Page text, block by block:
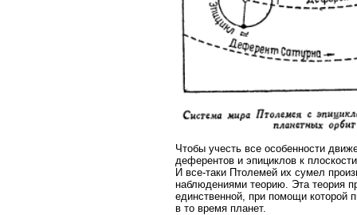
Чтобы учесть все особенности
деферентов и эпициклов к
И все-таки Птолемей их сумел
наблюдениями теорию. Эта теория
единственной, при помощи которой
в то время планет.